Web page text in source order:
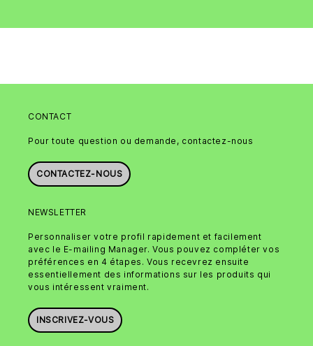
CONTACT
Pour toute question ou demande, contactez-nous
CONTACTEZ-NOUS
NEWSLETTER
Personnaliser votre profil rapidement et facilement
avec le E-mailing Manager. Vous pouvez compléter vos
préférences en 4 étapes. Vous recevrez ensuite
essentiellement des informations sur les produits qui
vous intéressent vraiment.
INSCRIVEZ-VOUS